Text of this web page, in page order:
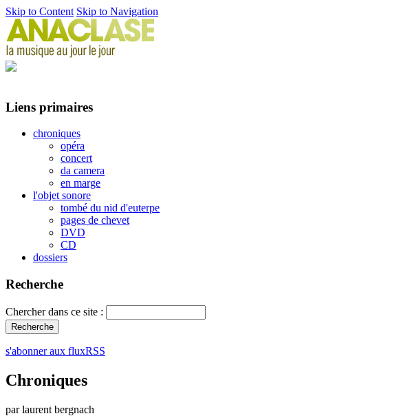
Skip to Content Skip to Navigation
Liens primaires
chroniques
opéra
concert
da camera
en marge
l'objet sonore
tombé du nid d'euterpe
pages de chevet
DVD
CD
dossiers
Recherche
Chercher dans ce site :
s'abonner aux fluxRSS
Chroniques
par laurent bergnach